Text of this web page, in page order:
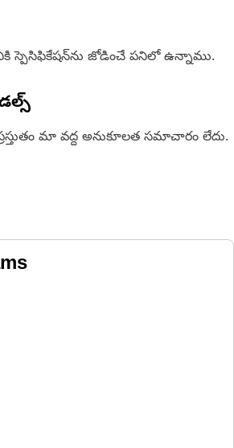
స్పెసిఫికేషన్‌ను జోడించే పనిలో ఉన్నాము.
మా వద్ద అనుకూలత సమాచారం లేదు.